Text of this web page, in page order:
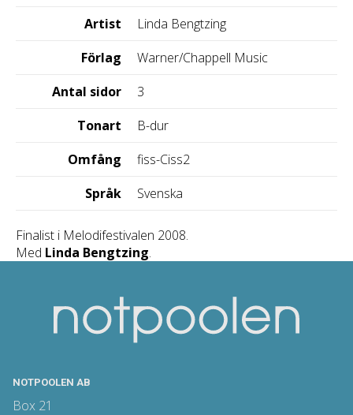
Artist
Linda Bengtzing
Förlag
Warner/Chappell Music
Antal sidor
3
Tonart
B-dur
Omfång
fiss-Ciss2
Språk
Svenska
Finalist i Melodifestivalen 2008.
Med Linda Bengtzing.
NOTPOOLEN AB
Box 21